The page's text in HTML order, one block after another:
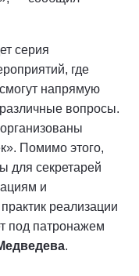
серия
где
напрямую
вопросы.
Помимо этого,
для секретарей
и
реализации
под патронажем
.